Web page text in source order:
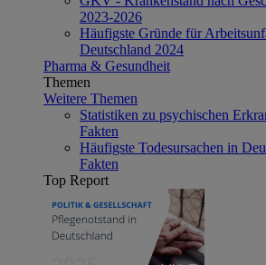
2023-2026
Häufigste Gründe für
Deutschland 2024
Pharma & Gesundheit
Themen
Weitere Themen
Statistiken zu psychischen
Fakten
Häufigste Todesursachen in
Fakten
Top Report